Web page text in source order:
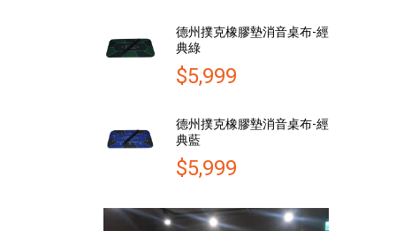
德州撲克橡膠墊消音桌布-經
典綠
$5,999
德州撲克橡膠墊消音桌布-經
典藍
$5,999